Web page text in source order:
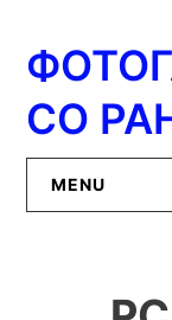
содержимому
СО
MENU